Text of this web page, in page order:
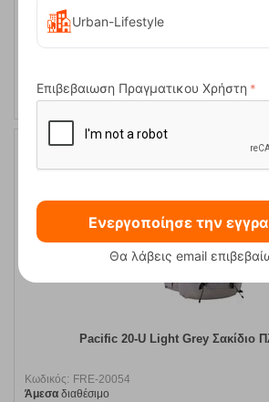
Pacific 20-U Light Grey Σακίδιο
Κωδικός: FRE-20054
Άμεσα διαθέσιμο
Urban-Lifestyle
Επιβεβαιωση Πραγματικου Χρήστη
Ενεργοποίησε την
Θα λάβεις email